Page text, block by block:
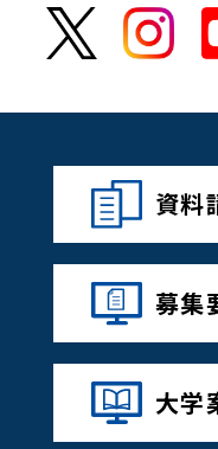
資料
募集
大学